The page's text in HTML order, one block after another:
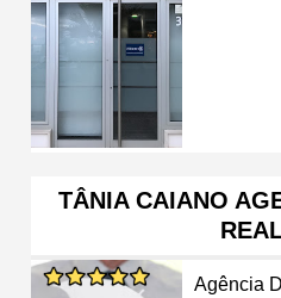
TÂNIA CAIANO
Agência